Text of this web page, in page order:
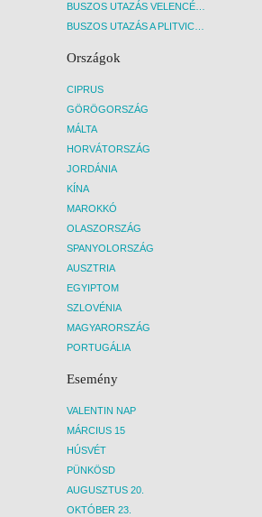
BUSZOS UTAZÁS VELENCÉBE - BUDAPEST, BUSZ
BUSZOS UTAZÁS A PLITVICEI-TAVAK NEMZETI PARKBA - BUDAPEST, BUSZ
Országok
CIPRUS
GÖRÖGORSZÁG
MÁLTA
HORVÁTORSZÁG
JORDÁNIA
KÍNA
MAROKKÓ
OLASZORSZÁG
SPANYOLORSZÁG
AUSZTRIA
EGYIPTOM
SZLOVÉNIA
MAGYARORSZÁG
PORTUGÁLIA
Esemény
VALENTIN NAP
MÁRCIUS 15
HÚSVÉT
PÜNKÖSD
AUGUSZTUS 20.
OKTÓBER 23.